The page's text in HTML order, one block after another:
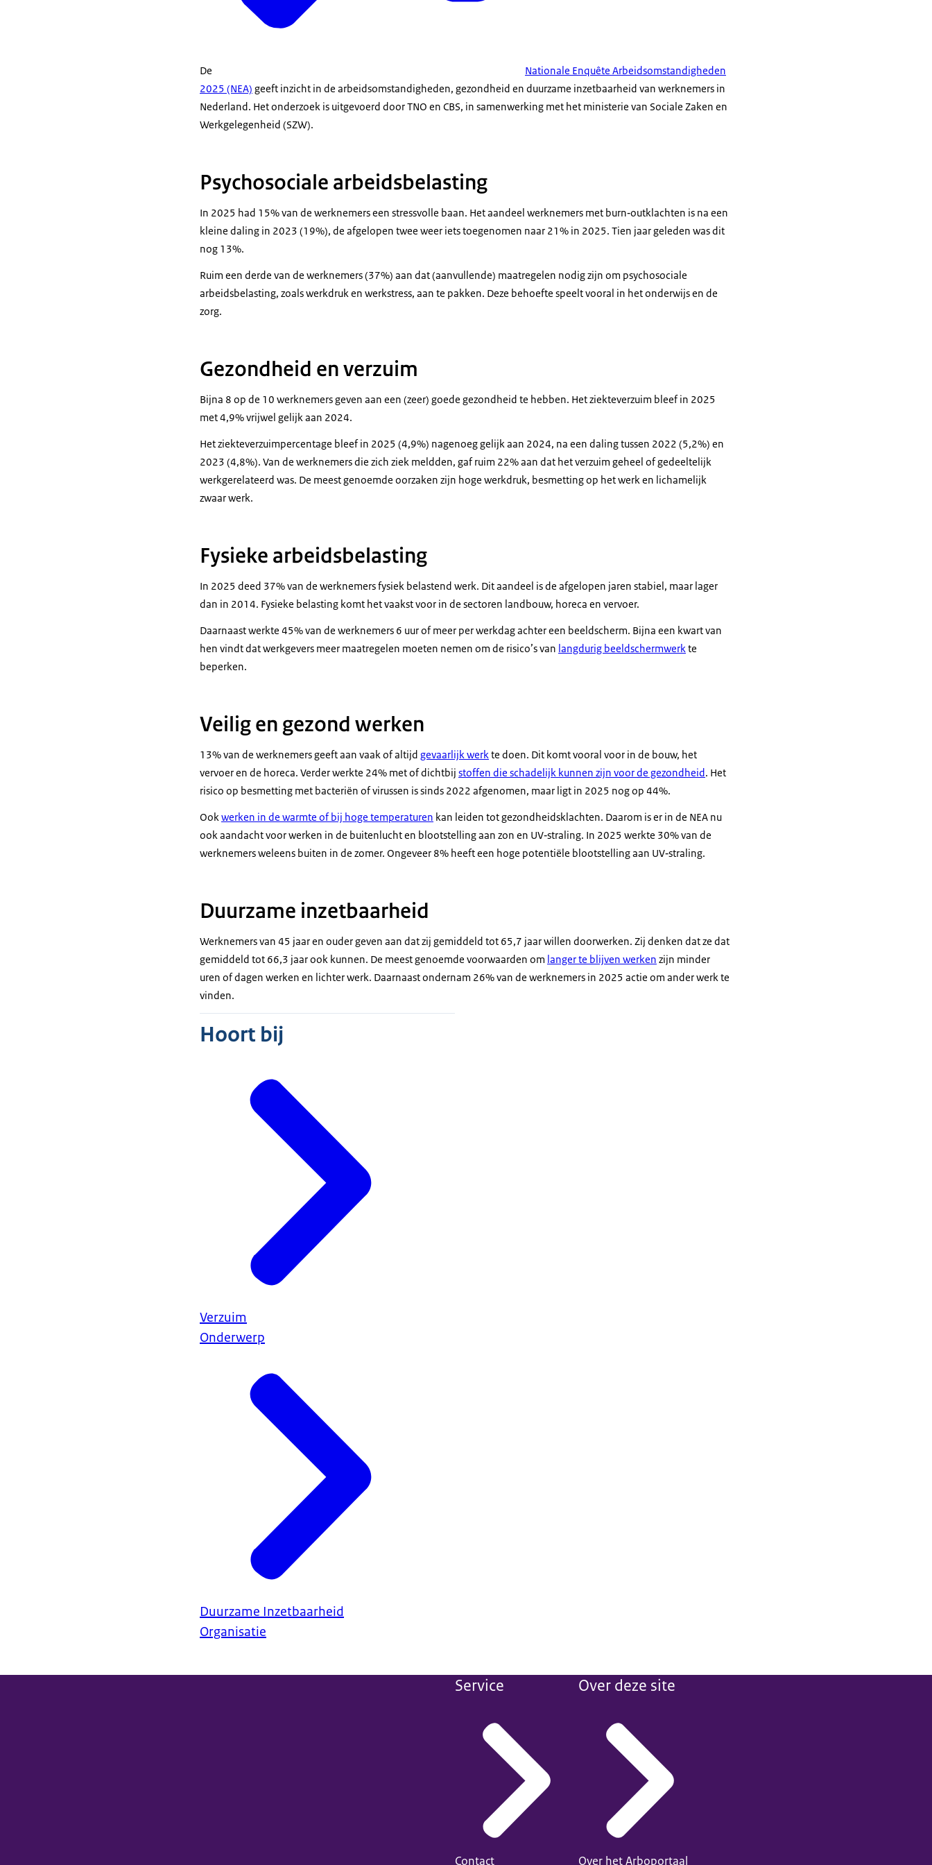
De
Nationale Enquête Arbeidsomstandigheden
2025 (NEA) geeft inzicht in de arbeidsomstandigheden, gezondheid en duurzame inzetbaarheid van werknemers in
Nederland. Het onderzoek is uitgevoerd door TNO en CBS, in samenwerking met het ministerie van Sociale Zaken en
Werkgelegenheid (SZW).
Psychosociale arbeidsbelasting
In 2025 had 15% van de werknemers een stressvolle baan. Het aandeel werknemers met burn‑outklachten is na een
kleine daling in 2023 (19%), de afgelopen twee weer iets toegenomen naar 21% in 2025. Tien jaar geleden was dit
nog 13%.
Ruim een derde van de werknemers (37%) aan dat (aanvullende) maatregelen nodig zijn om psychosociale
arbeidsbelasting, zoals werkdruk en werkstress, aan te pakken. Deze behoefte speelt vooral in het onderwijs en de
zorg.
Gezondheid en verzuim
Bijna 8 op de 10 werknemers geven aan een (zeer) goede gezondheid te hebben. Het ziekteverzuim bleef in 2025
met 4,9% vrijwel gelijk aan 2024.
Het ziekteverzuimpercentage bleef in 2025 (4,9%) nagenoeg gelijk aan 2024, na een daling tussen 2022 (5,2%) en
2023 (4,8%). Van de werknemers die zich ziek meldden, gaf ruim 22% aan dat hetverzuim geheel of gedeeltelijk
werkgerelateerd was. De meest genoemde oorzaken zijn hoge werkdruk, besmetting op het werk en lichamelijk
zwaar werk.
Fysieke arbeidsbelasting
In 2025 deed 37% van de werknemersfysiek belastend werk. Dit aandeel is de afgelopen jaren stabiel, maar lager
dan in 2014. Fysieke belasting komt het vaakst voor in de sectoren landbouw, horeca en vervoer.
Daarnaast werkte 45% van de werknemers 6 uur of meer per werkdag achter een beeldscherm. Bijna een kwart van
hen vindt dat werkgevers meer maatregelen moeten nemen om de risico’s van langdurig beeldschermwerkte
beperken.
Veilig en gezond werken
13% van de werknemers geeft aan vaak of altijd gevaarlijk werkte doen. Dit komt vooral voor in de bouw, het
vervoer en de horeca. Verder werkte 24% met of dichtbij stoffen die schadelijk kunnen zijn voor de gezondheid. Het
risico op besmetting met bacteriën of virussen is sinds 2022 afgenomen, maar ligt in 2025 nog op 44%.
Ookwerken in de warmte of bij hoge temperaturen kan leiden tot gezondheidsklachten. Daarom is er in de NEA nu
ook aandacht voor werken in de buitenlucht en blootstelling aan zon en UV‑straling. In 2025 werkte 30% van de
werknemers weleens buiten in de zomer. Ongeveer 8% heeft een hoge potentiële blootstelling aan UV‑straling.
Duurzame inzetbaarheid
Werknemers van 45 jaar en ouder geven aan dat zij gemiddeld tot 65,7 jaar willen doorwerken. Zij denken dat ze dat
gemiddeld tot 66,3 jaar ook kunnen. De meest genoemde voorwaarden om langer te blijven werken zijn minder
uren of dagen werken en lichter werk. Daarnaast ondernam 26% van de werknemers in 2025 actie om ander werk te
vinden.
Hoort bij
Verzuim
Onderwerp
Duurzame Inzetbaarheid
Organisatie
Service
Contact
Over deze site
Over het Arboportaal